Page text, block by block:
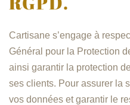
Cartisane s’engage à
Général pour la Protection
ainsi garantir la protection
ses clients. Pour assurer la
vos données et garantir le